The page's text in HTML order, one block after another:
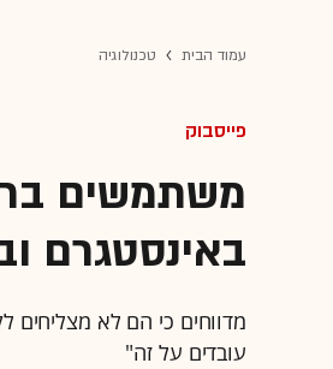
עמוד הבית טכנולוגיה
פייסבוק
משתמשים
באינסטגרם
מדווחים כי הם לא
עובדים על זה"